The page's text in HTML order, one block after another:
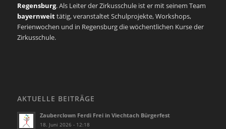
Regensburg. Als Leiter der Zirkusschule ist er mit seinem Team
bayernweittätig, veranstaltet Schulprojekte, Workshops,
Ferienwochen und in Regensburg die wöchentlichen Kurse der
Zirkusschule.
AKTUELLE BEITRÄGE
Zauberclown Ferdi Frei in Viechtach Bürgerfest
18. Juni 2026 - 12:18